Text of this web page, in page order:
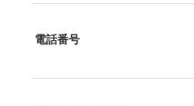
電話番号